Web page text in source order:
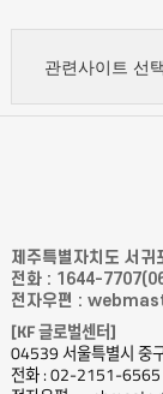
관련사이트 선택
제주특별자치도 서귀
전화 : 1644-
전자우편 :
[KF 글로벌센터]
04539 서울특별시 중
전화 : 02-2151-6565